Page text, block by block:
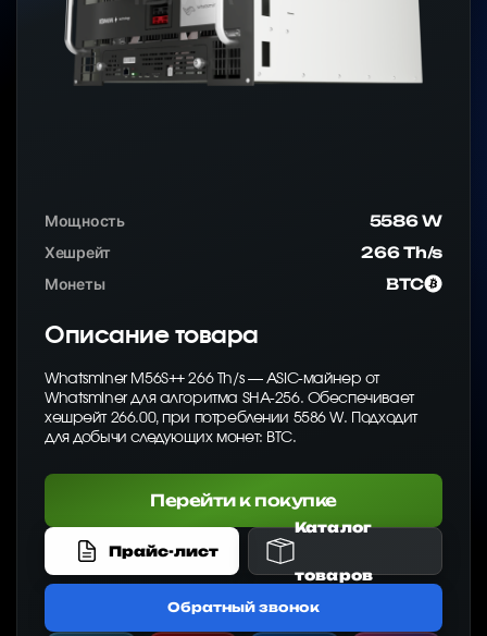
Мощность
5586 W
Хешрейт
266 Th/s
Монеты
BTC
Описание товара
Whatsminer M56S++ 266 Th/s — ASIC-майнер от
Whatsminer для алгоритма SHA-256. Обеспечивает
хешрейт 266.00, при потреблении 5586 W. Подходит
для добычи следующих монет: BTC.
Перейти к покупке
Прайс-лист
Каталог
товаров
Обратный звонок